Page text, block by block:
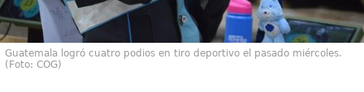
Guatemala logró cuatro podios en tiro deportivo el pasado miércoles.
(Foto: COG)